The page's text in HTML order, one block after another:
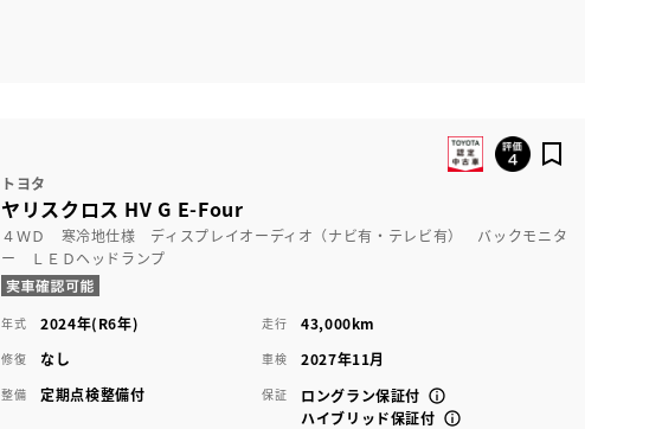
トヨタ
ヤリスクロス HV G E-Four
４ＷＤ 寒冷地仕様 ディスプレイオーディオ（ナビ有・テレビ有） バックモニタ
ー ＬＥＤヘッドランプ
年式 2024年(R6年) 走行 43,000km
修復 なし 車検 2027年11月
整備 定期点検整備付 保証
ロングラン保証付
ハイブリッド保証付